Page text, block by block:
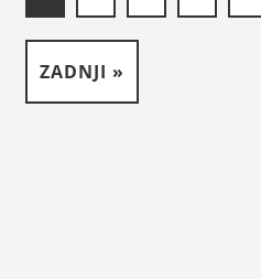
ZADNJI »